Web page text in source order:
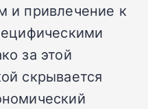
и привлечение к
за этой
скрывается